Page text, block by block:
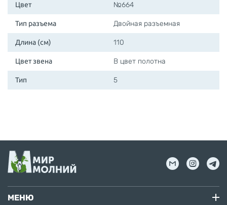
Цвет №664
Тип разъема Двойная разъемная
Длина (см) 110
Цвет звена В цвет полотна
Тип 5
МЕНЮ